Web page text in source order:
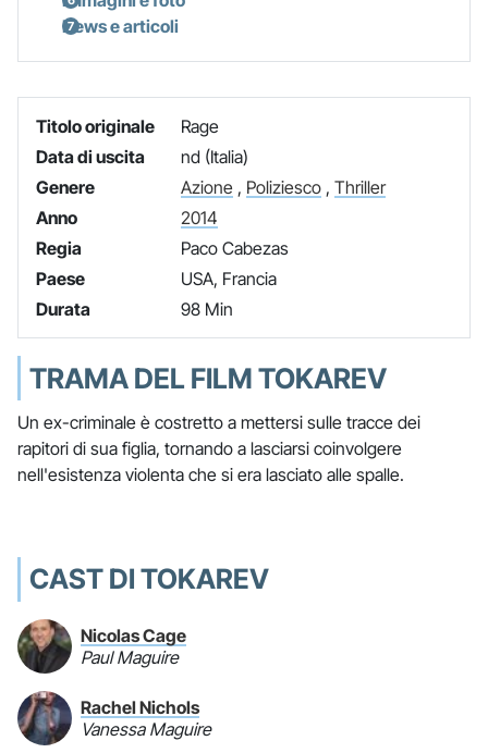
News e articoli
Titolo originale
Rage
Data di uscita
nd (Italia)
Genere
Azione, Poliziesco, Thriller
Anno
2014
Regia
Paco Cabezas
Paese
USA, Francia
Durata
98 Min
TRAMA DEL FILM TOKAREV
Un ex-criminale è costretto a mettersi sulle tracce dei
rapitori di sua figlia, tornando a lasciarsi coinvolgere
nell'esistenza violenta che si era lasciato alle spalle.
CAST DI TOKAREV
Nicolas Cage
Paul Maguire
Rachel Nichols
Vanessa Maguire